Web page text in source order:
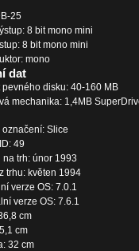
25
8 bit mono mini
8 bit mono mini
mono
dat
pevného disku: 40-160 MB
mechanika: 1,4MB
označení: Slice
49
na trh: únor 1993
trhu: květen 1994
verze OS: 7.0.1
verze OS: 7.6.1
cm
cm
32 cm